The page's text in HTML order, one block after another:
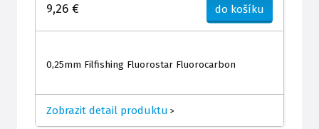
9,26 € do košíku
0,25mm Filfishing Fluorostar Fluorocarbon
Zobrazit detail produktu >